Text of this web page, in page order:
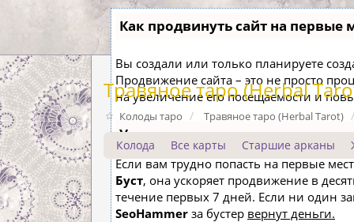
Как продвинуть сайт на первые
Вы создали или только планируете
Продвижение сайта – это не просто
на увеличение его посещаемости и
Ускорение продвижения
Если вам трудно попасть на первые
Буст, она ускоряет продвижение в
течение первых 7 дней. Если ни один
SeoHammer за бустер вернут деньги.
Травяное таро (Herbal
Колоды таро Травяное таро (Herbal Tarot)
Колода Все карты Старшие арканы